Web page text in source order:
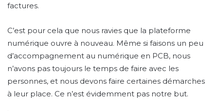
factures.
C’est pour cela que nous ravies que la plateforme
numérique ouvre à nouveau. Même si faisons un peu
d’accompagnement au numérique en PCB, nous
n’avons pas toujours le temps de faire avec les
personnes, et nous devons faire certaines démarches
à leur place. Ce n’est évidemment pas notre but.